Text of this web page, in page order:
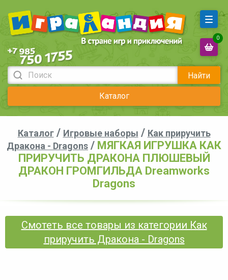
Найти
Каталог
0
Каталог/ Игровые наборы / Как приручить
Дракона - Dragons / МЯГКАЯ ИГРУШКА КАК
ПРИРУЧИТЬ ДРАКОНА ПЛЮШЕВЫЙ
ДРАКОН ГРОМГИЛЬДА Dreamworks
Dragons
Смотеть все товары из категории Как
приручить Дракона - Dragons